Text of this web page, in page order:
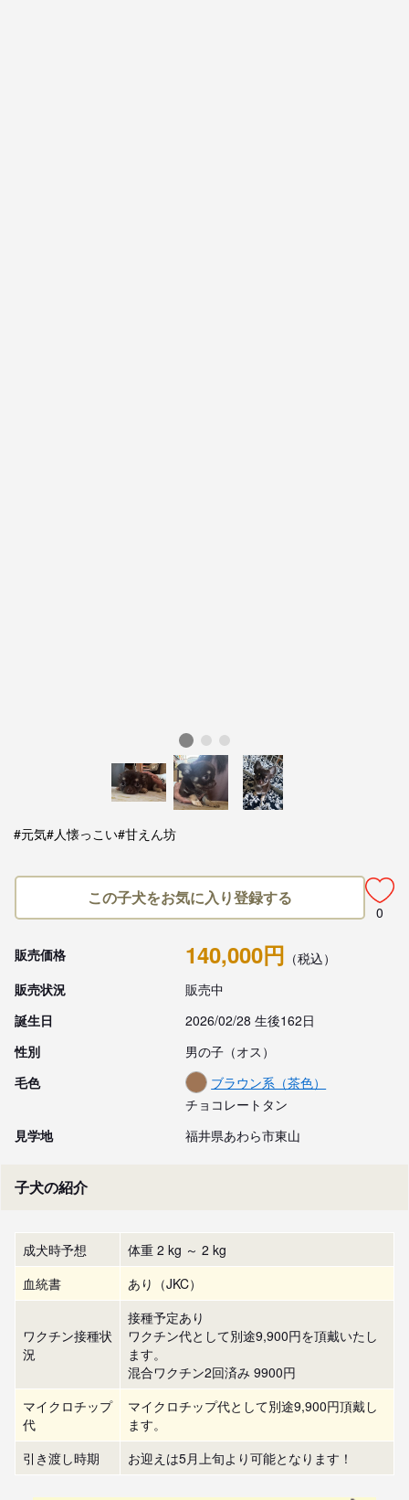
#元気#人懐っこい#甘えん坊
この子犬をお気に入り登録する
0
販売価格 140,000円 （税込）
販売状況
販売中
誕生日
2026/02/28 生後162日
性別
男の子（オス）
毛色
ブラウン系（茶色）
チョコレートタン
見学地
福井県あわら市東山
子犬の紹介
成犬時予想
体重 2 kg ～ 2 kg
血統書
あり（JKC）
ワクチン接種状
況
接種予定あり
ワクチン代として別途9,900円を頂戴いたし
ます。
混合ワクチン2回済み 9900円
マイクロチップ
代
マイクロチップ代として別途9,900円頂戴し
ます。
引き渡し時期
お迎えは5月上旬より可能となります！